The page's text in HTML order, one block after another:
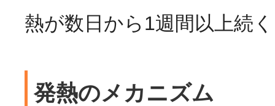
熱が数日から1週間以上続
発熱のメカニズム